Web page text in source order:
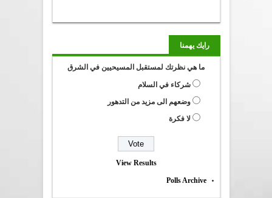
رايك يهمنا
ما هي نظرتك لمستقبل المسيحيين في الشرق
شركاء في السلام
وضعهم الى مزيد من التدهور
لا فكرة
View Results
Polls Archive